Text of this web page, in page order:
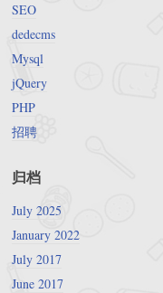
SEO
dedecms
Mysql
jQuery
PHP
招聘
归档
July 2025
January 2022
July 2017
June 2017